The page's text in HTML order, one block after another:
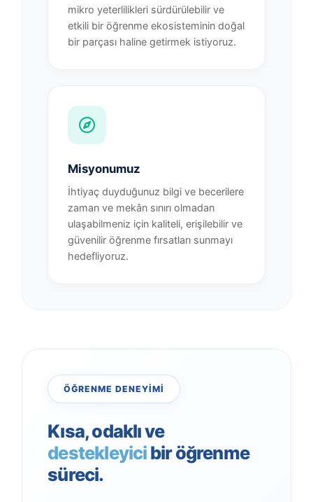
mikro yeterlilikleri sürdürülebilir ve
etkili bir öğrenme ekosisteminin doğal
bir parçası haline getirmek istiyoruz.
Misyonumuz
İhtiyaç duyduğunuz bilgi ve becerilere
zaman ve mekân sınırı olmadan
ulaşabilmeniz için kaliteli, erişilebilir ve
güvenilir öğrenme fırsatları sunmayı
hedefliyoruz.
ÖĞRENME DENEYIMI
Kısa, odaklı ve
destekleyicibir öğrenme
süreci.